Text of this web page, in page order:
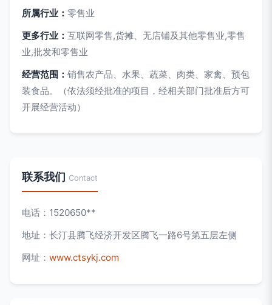
所属行业： 零售业
更多行业： 互联网零售,货摊、无店铺及其他零售业,零售
业,批发和零售业
经营范围： 销售农产品、水果、蔬菜、肉类、家禽、预包
装食品。（依法须经批准的项目，经相关部门批准后方可
开展经营活动）
联系我们 Contact
电话：1520650**
地址：长汀县腾飞经济开发区腾飞一路6号第五层左侧
网址： www.ctsykj.com